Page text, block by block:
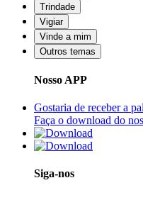
Trindade
Vigiar
Vinde a mim
Outros temas
Nosso APP
Gostaria de receber a
Faça o download do
Siga-nos